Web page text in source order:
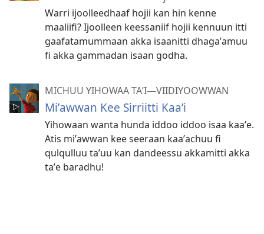
Warri ijoolleedhaaf hojii kan hin kenne
maaliifi? Ijoolleen keessaniif hojii kennuun itti
gaafatamummaan akka isaanitti dhagaʼamuu
fi akka gammadan isaan godha.
MICHUU YIHOWAA TAʼI​—VIIDIYOOWWAN
Miʼawwan Kee Sirriitti Kaaʼi
Yihowaan wanta hunda iddoo iddoo isaa kaaʼe.
Atis miʼawwan kee seeraan kaaʼachuu fi
qulqulluu taʼuu kan dandeessu akkamitti akka
taʼe baradhu!